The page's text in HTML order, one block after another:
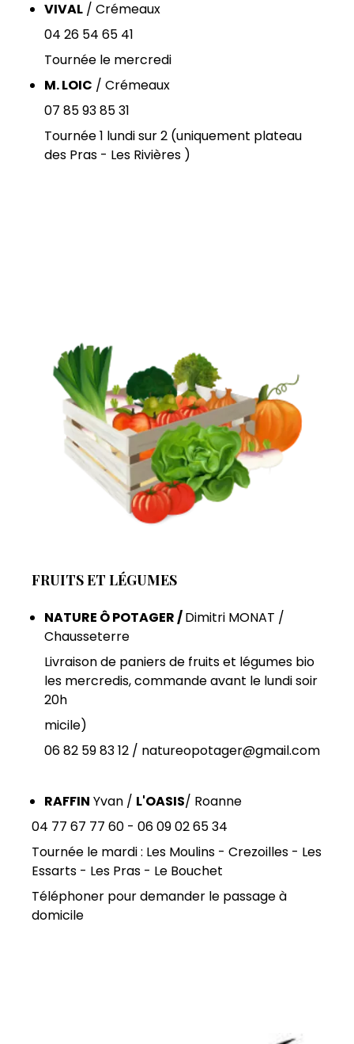
VIVAL / Crémeaux
04 26 54 65 41
Tournée le mercredi
M. LOIC / Crémeaux
07 85 93 85 31
Tournée 1 lundi sur 2 (uniquement plateau
des Pras - Les Rivières )
FRUITS ET LÉGUMES
NATURE Ô POTAGER /Dimitri MONAT /
Chausseterre
Livraison de paniers de fruits et légumes bio
les mercredis, commande avant le lundi soir
20h
micile)
06 82 59 83 12 / natureopotager@gmail.com
RAFFIN Yvan / L'OASIS/ Roanne
04 77 67 77 60 - 06 09 02 65 34
Tournée le mardi : Les Moulins - Crezoilles - Les
Essarts - Les Pras - Le Bouchet
Téléphoner pour demander le passage à
domicile